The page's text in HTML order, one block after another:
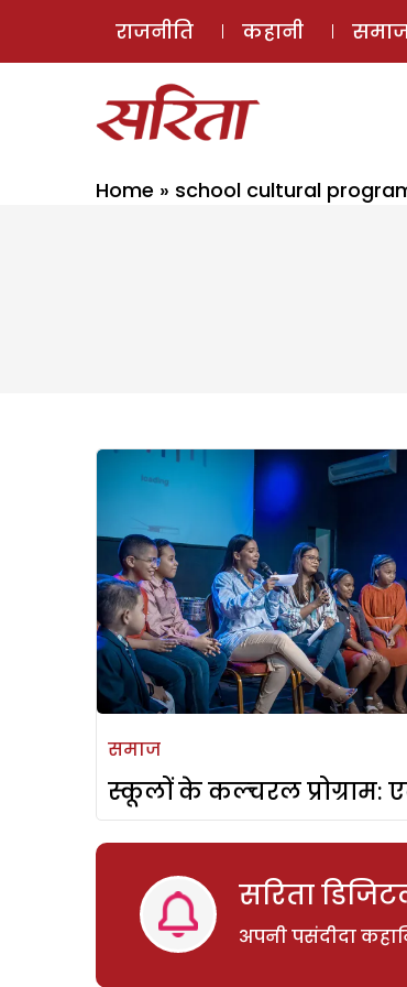
राजनीति कहानी
Home » school cultural
समाज
स्कूलों के कल्चरल प्रोग्राम:
सरिता
अपनी पसंदीदा